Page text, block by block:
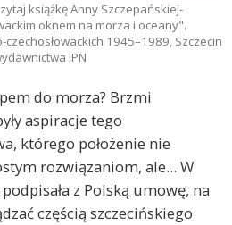
książkę Anny Szczepańskiej-
oknem na morza i oceany".
1945–1989, Szczecin
IPN
do morza? Brzmi
aspiracje tego
którego położenie nie
rozwiązaniom, ale... W
z Polską umowę, na
częścią szczecińskiego